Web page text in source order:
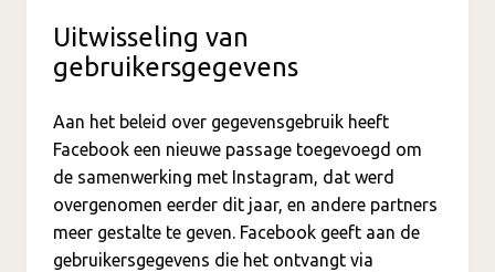
Uitwisseling van
gebruikersgegevens
Aan het beleid over gegevensgebruik heeft
Facebook een nieuwe passage toegevoegd om
de samenwerking met Instagram, dat werd
overgenomen eerder dit jaar, en andere partners
meer gestalte te geven. Facebook geeft aan de
gebruikersgegevens die het ontvangt via